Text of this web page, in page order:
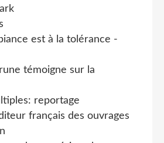
est à la tolérance -
témoigne sur la
reportage
français des ouvrages